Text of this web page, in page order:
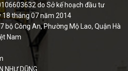
do Sở kế hoạch đầu tư
18 tháng 07 năm 2014
bộ Công An, Phường Mộ Lao, Quận Hà
Nam
NHƯ DŨNG